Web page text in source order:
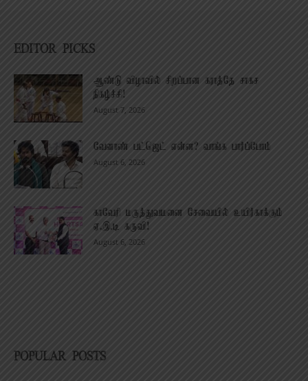
EDITOR PICKS
ஆண்டு விழாவில் சிறப்பான கராத்தே சாகச
நிகழ்ச்சி!
August 7, 2026
வேளாண் பட்ஜெட் என்ன? வாங்க பார்ப்போம்
August 6, 2026
காவேரி மருத்துவமனை சேவையில் உயிர்காக்கும்
ஏ.இ.டி கருவி!
August 6, 2026
POPULAR POSTS